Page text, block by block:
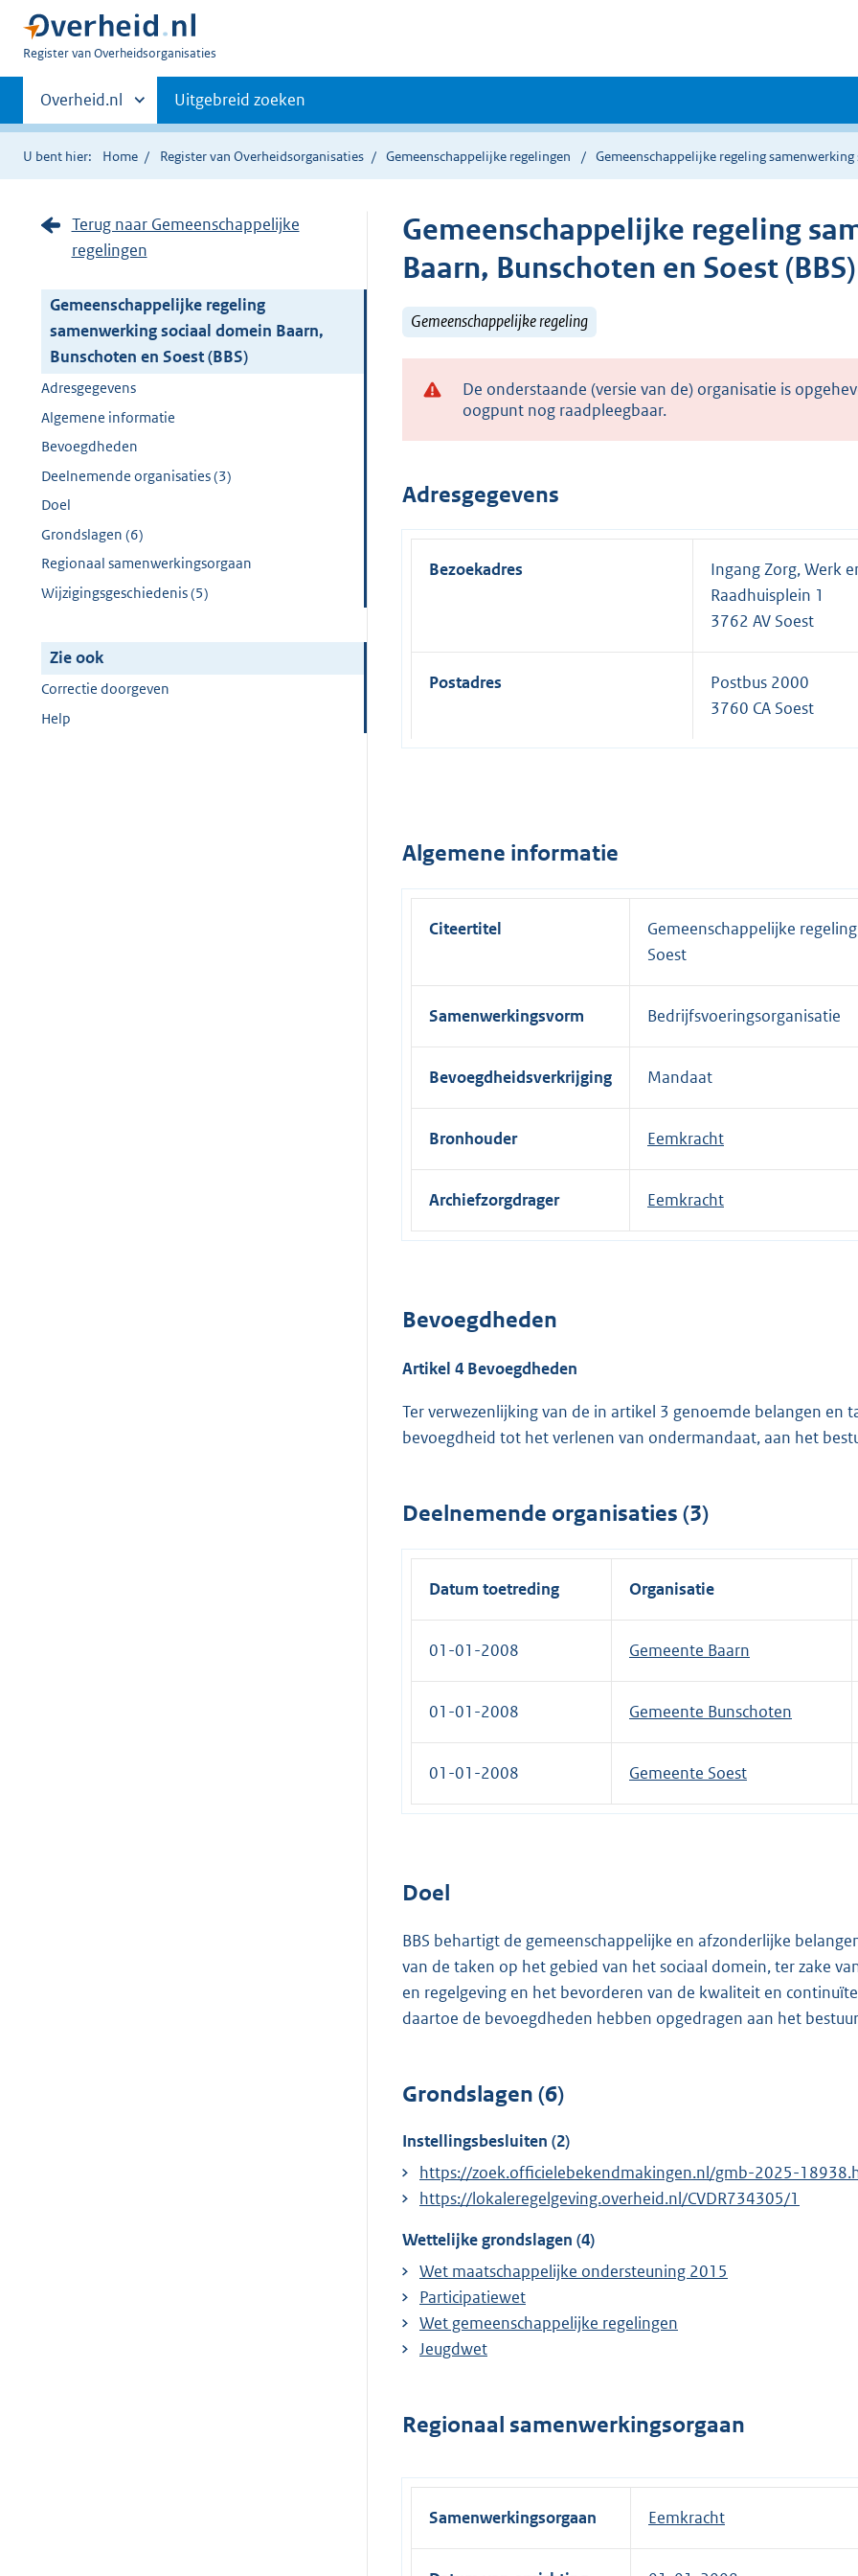
U
Register van Overheidsorganisaties
Primaire
navigatie
Andere
sites
binnen
Overheid.nl Uitgebreid zoeken
U bent hier: Home Register van Overheidsorganisaties Gemeenschappelijke regelingen Gemeenschappelijke regeling
Terug naar Gemeenschappelijke
regelingen
Gemeenschappelijke regeling
samenwerking sociaal domein Baarn,
Bunschoten en Soest (BBS)
Adresgegevens
Algemene informatie
Bevoegdheden
Deelnemende organisaties (3)
Doel
Grondslagen (6)
Regionaal samenwerkingsorgaan
Wijzigingsgeschiedenis (5)
Zie ook
Correctie doorgeven
Help
Gemeenschappelijke regeling
Baarn, Bunschoten en Soest (BBS)
Gemeenschappelijke regeling
De onderstaande (versie van de) organisatie is
oogpunt nog raadpleegbaar.
Adresgegevens
Bezoekadres
Ingang Zorg, Werk
Raadhuisplein 1
3762 AV Soest
Postadres
Postbus 2000
3760 CA Soest
Algemene informatie
Citeertitel
Gemeenschappelijke
Soest
Samenwerkingsvorm Bedrijfsvoeringsorganisatie
Bevoegdheidsverkrijging Mandaat
Bronhouder Eemkracht
Archiefzorgdrager Eemkracht
Bevoegdheden
Artikel 4 Bevoegdheden
Ter verwezenlijking van de in artikel 3 genoemde belangen en
bevoegdheid tot het verlenen van ondermandaat, aan het
Deelnemende organisaties (3)
Datum toetreding Organisatie
01-01-2008 Gemeente Baarn
01-01-2008 Gemeente Bunschoten
01-01-2008 Gemeente Soest
Doel
BBS behartigt de gemeenschappelijke en afzonderlijke
van de taken op het gebied van het sociaal domein, ter zake
en regelgeving en het bevorderen van de kwaliteit en
daartoe de bevoegdheden hebben opgedragen aan het bestuur
Grondslagen (6)
Instellingsbesluiten (2)
https://zoek.officielebekendmakingen.nl/gmb-2025-
https://lokaleregelgeving.overheid.nl/CVDR734305/1
Wettelijke grondslagen (4)
Wet maatschappelijke ondersteuning 2015
Participatiewet
Wet gemeenschappelijke regelingen
Jeugdwet
Regionaal samenwerkingsorgaan
Samenwerkingsorgaan Eemkracht